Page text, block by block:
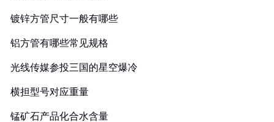
镀锌方管尺寸一般有哪些
铝方管有哪些常见规格
光线传媒参投三国的星空爆冷
横担型号对应重量
锰矿石产品化合水含量